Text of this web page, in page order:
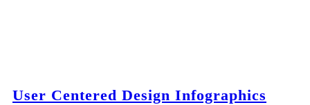
User Centered Design Infographics